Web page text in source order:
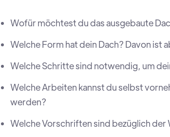
Wofür möchtest du das ausgebaute
Welche Form hat dein Dach? Davon ist
Welche Schritte sind notwendig, um
Welche Arbeiten kannst du selbst
werden?
Welche Vorschriften sind bezüglich der